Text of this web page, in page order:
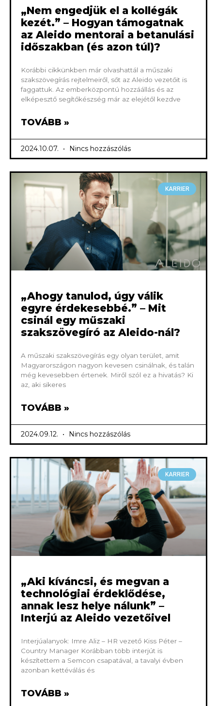
„Nem engedjük el a kollégák
kezét.” – Hogyan támogatnak
az Aleido mentorai a betanulási
időszakban (és azon túl)?
Korábbi cikkünkben már olvashattál a műszaki
szakszövegírás rejtelmeiről, sőt az Aleido vezetőit is
faggattuk. Az emberközpontú hozzáállás és az
elképesztő segítőkészség már az elejétől kezdve
TOVÁBB »
2024.10.07. Nincs hozzászólás
KARRIER
„Ahogy tanulod, úgy válik
egyre érdekesebbé.” – Mit
csinál egy műszaki
szakszövegíró az Aleido-nál?
A műszaki szakszövegírás egy olyan terület, amit
Magyarországon nagyon kevesen csinálnak, és talán
még kevesebben értenek. Miről szól ez a hivatás? Ki
az, aki sikeres
TOVÁBB »
2024.09.12. Nincs hozzászólás
KARRIER
„Aki kíváncsi, és megvan a
technológiai érdeklődése,
annak lesz helye nálunk” –
Interjú az Aleido vezetőivel
Interjúalanyok: Imre Aliz – HR vezető Kiss Péter –
Country Manager Korábban több interjút is
készítettem a Semcon csapatával, a tavalyi évben
azonban kettéválás és
TOVÁBB »